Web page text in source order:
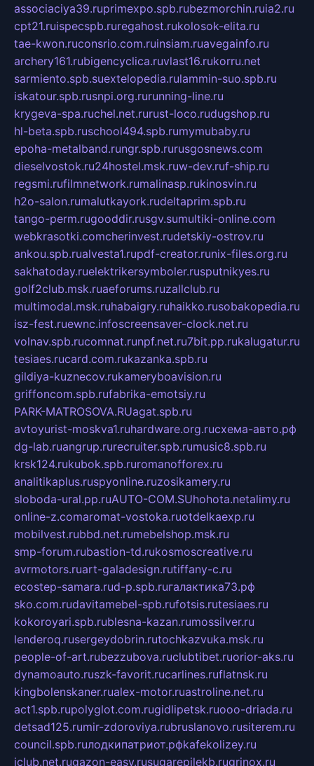
associaciya39.ruprimexpo.spb.rubezmorchin.ruia2.ru
cpt21.ruispecspb.ruregahost.rukolosok-elita.ru
tae-kwon.ruconsrio.com.ruinsiam.ruavegainfo.ru
archery161.rubigencyclica.ruvlast16.rukorru.net
sarmiento.spb.suextelopedia.rulammin-suo.spb.ru
iskatour.spb.rusnpi.org.rurunning-line.ru
krygeva-spa.ruchel.net.rurust-loco.rudugshop.ru
hl-beta.spb.ruschool494.spb.rumymubaby.ru
epoha-metalband.rungr.spb.rurusgosnews.com
dieselvostok.ru24hostel.msk.ruw-dev.ruf-ship.ru
regsmi.rufilmnetwork.rumalinasp.rukinosvin.ru
h2o-salon.rumalutkayork.rudeltaprim.spb.ru
tango-perm.rugooddir.rusgv.sumultiki-online.com
webkrasotki.comcherinvest.rudetskiy-ostrov.ru
ankou.spb.rualvesta1.rupdf-creator.runix-files.org.ru
sakhatoday.ruelektrikersymboler.rusputnikyes.ru
golf2club.msk.ruaeforums.ruzallclub.ru
multimodal.msk.ruhabaigry.ruhaikko.rusobakopedia.ru
isz-fest.ruewnc.infoscreensaver-clock.net.ru
volnav.spb.rucomnat.runpf.net.ru7bit.pp.rukalugatur.ru
tesiaes.rucard.com.rukazanka.spb.ru
gildiya-kuznecov.rukameryboavision.ru
griffoncom.spb.rufabrika-emotsiy.ru
PARK-MATROSOVA.RUagat.spb.ru
avtoyurist-moskva1.ruhardware.org.ruсхема-авто.рф
dg-lab.ruangrup.rurecruiter.spb.rumusic8.spb.ru
krsk124.rukubok.spb.ruromanofforex.ru
analitikaplus.ruspyonline.ruzosikamery.ru
sloboda-ural.pp.ruAUTO-COM.SUhohota.netalimy.ru
online-z.comaromat-vostoka.ruotdelkaexp.ru
mobilvest.rubbd.net.rumebelshop.msk.ru
smp-forum.rubastion-td.rukosmoscreative.ru
avrmotors.ruart-galadesign.rutiffany-c.ru
ecostep-samara.rud-p.spb.ruгалактика73.рф
sko.com.rudavitamebel-spb.rufotsis.rutesiaes.ru
kokoroyari.spb.rublesna-kazan.rumossilver.ru
lenderoq.rusergeydobrin.rutochkazvuka.msk.ru
people-of-art.rubezzubova.ruclubtibet.ruorior-aks.ru
dynamoauto.ruszk-favorit.rucarlines.ruflatnsk.ru
kingbolenskaner.rualex-motor.ruastroline.net.ru
act1.spb.rupolyglot.com.rugidlipetsk.ruooo-driada.ru
detsad125.rumir-zdoroviya.rubruslanovo.rusiterem.ru
council.spb.ruлодкипатриот.рфkafekolizey.ru
iclub.net.rugazon-easy.rusugarepilekb.rugrinox.ru